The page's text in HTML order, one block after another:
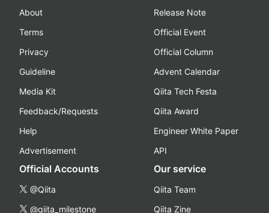
About
Terms
Privacy
Guideline
Media Kit
Feedback/Requests
Help
Advertisement
Release Note
Official Event
Official Column
Advent Calendar
Qiita Tech Festa
Qiita Award
Engineer White Paper
API
Official Accounts
@Qiita
@qiita_milestone
Our service
Qiita Team
Qiita Zine